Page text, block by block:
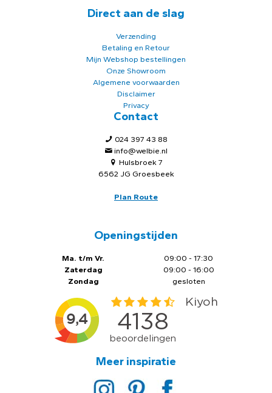
Direct aan de slag
Verzending
Betaling en Retour
Mijn Webshop bestellingen
Onze Showroom
Algemene voorwaarden
Disclaimer
Privacy
Contact
024 397 43 88
info@welbie.nl
Hulsbroek 7
6562 JG Groesbeek
Plan Route
Openingstijden
Ma. t/m Vr.
Zaterdag
Zondag
09:00 - 17:30
09:00 - 16:00
gesloten
Meer inspiratie